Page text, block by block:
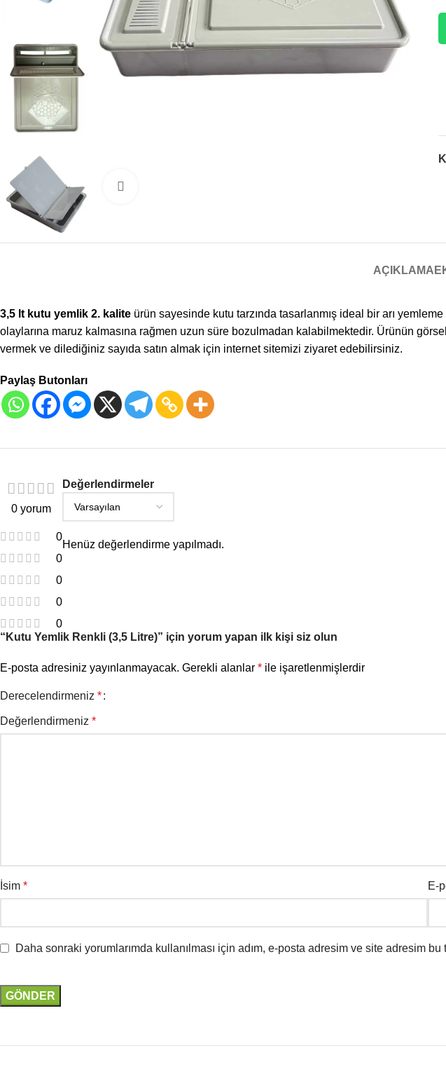
AÇIKLAMA
3,5 lt kutu yemlik 2. kalite ürün sayesinde kutu tarzında tasarlanmış ideal bir arı
olaylarına maruz kalmasına rağmen uzun süre bozulmadan kalabilmektedir. Ürünün
vermek ve dilediğiniz sayıda satın almak için internet sitemizi ziyaret edebilirsiniz.
Paylaş Butonları
0 yorum
0
0
0
0
0
Değerlendirmeler
Henüz değerlendirme yapılmadı.
“Kutu Yemlik Renkli (3,5 Litre)” için yorum yapan ilk kişi siz olun
E-posta adresiniz yayınlanmayacak. Gerekli alanlar * ile işaretlenmişlerdir
Derecelendirmeniz *
Değerlendirmeniz *
İsim * E-
Daha sonraki yorumlarımda kullanılması için adım, e-posta adresim ve site adresim bu